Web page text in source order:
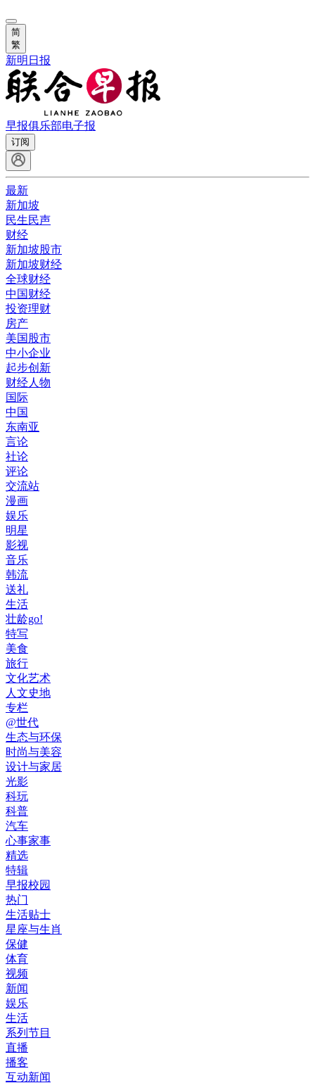
简
繁
新明日报
早报俱乐部电子报
订阅
最新
新加坡
民生民声
财经
新加坡股市
新加坡财经
全球财经
中国财经
投资理财
房产
美国股市
中小企业
起步创新
财经人物
国际
中国
东南亚
言论
社论
评论
交流站
漫画
娱乐
明星
影视
音乐
韩流
送礼
生活
壮龄go!
特写
美食
旅行
文化艺术
人文史地
专栏
@世代
生态与环保
时尚与美容
设计与家居
光影
科玩
科普
汽车
心事家事
精选
特辑
早报校园
热门
生活贴士
星座与生肖
保健
体育
视频
新闻
娱乐
生活
系列节目
直播
播客
互动新闻